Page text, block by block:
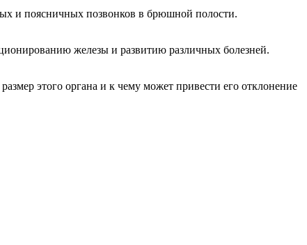
и поясничных позвонков в брюшной полости.
железы и развитию различных болезней.
этого органа и к чему может привести его отклонение